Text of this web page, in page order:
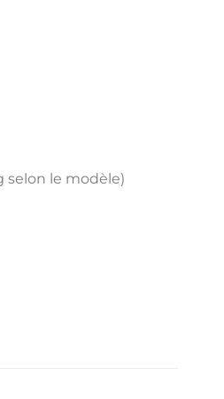
selon le modèle)